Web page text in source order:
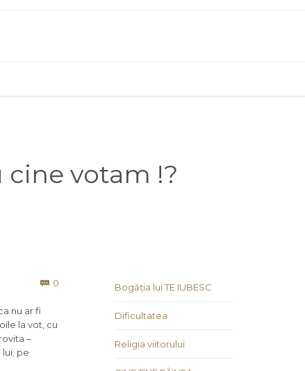
cine votam !?
 0
nu ar fi
la vot, cu
–
pe
Bogăția lui TE IUBESC
Dificultatea
Religia viitorului